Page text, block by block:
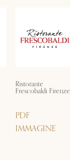
Ristorante
Frescobaldi Firenze
PDF
IMMAGINE